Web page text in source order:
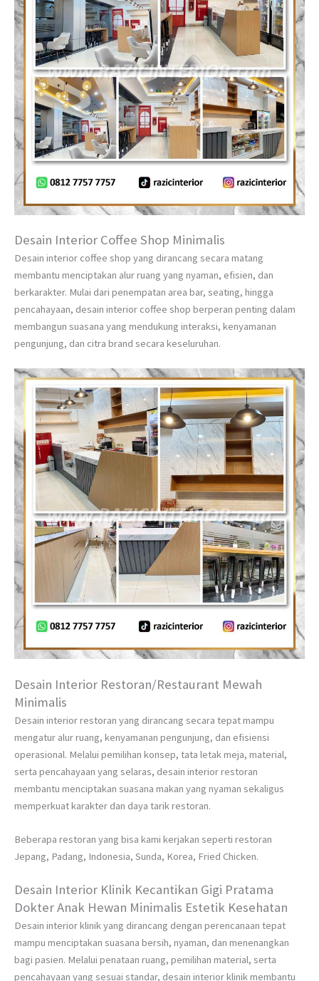
Desain Interior Coffee Shop Minimalis
Desain interior coffee shop yang dirancang secara matang
membantu menciptakan alur ruang yang nyaman, efisien, dan
berkarakter. Mulai dari penempatan area bar, seating, hingga
pencahayaan, desain interior coffee shop berperan penting dalam
membangun suasana yang mendukung interaksi, kenyamanan
pengunjung, dan citra brand secara keseluruhan.
Desain Interior Restoran/Restaurant Mewah
Minimalis
Desain interior restoran yang dirancang secara tepat mampu
mengatur alur ruang, kenyamanan pengunjung, dan efisiensi
operasional. Melalui pemilihan konsep, tata letak meja, material,
serta pencahayaan yang selaras, desain interior restoran
membantu menciptakan suasana makan yang nyaman sekaligus
memperkuat karakter dan daya tarik restoran.
Beberapa restoran yang bisa kami kerjakan seperti restoran
Jepang, Padang, Indonesia, Sunda, Korea, Fried Chicken.
Desain Interior Klinik Kecantikan Gigi Pratama
Dokter Anak Hewan Minimalis Estetik Kesehatan
Desain interior klinik yang dirancang dengan perencanaan tepat
mampu menciptakan suasana bersih, nyaman, dan menenangkan
bagi pasien. Melalui penataan ruang, pemilihan material, serta
pencahayaan yang sesuai standar, desain interior klinik membantu